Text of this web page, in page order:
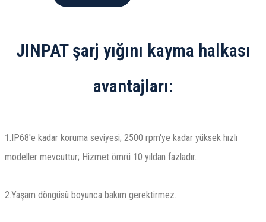
JINPAT şarj yığını kayma halkası
avantajları:
1.IP68'e kadar koruma seviyesi; 2500 rpm'ye kadar yüksek hızlı
modeller mevcuttur; Hizmet ömrü 10 yıldan fazladır.
2.Yaşam döngüsü boyunca bakım gerektirmez.